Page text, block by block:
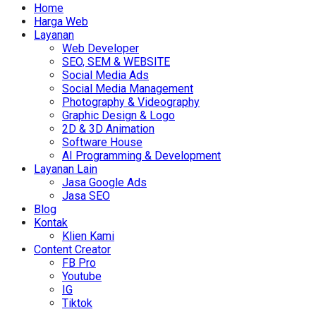
Home
Harga Web
Layanan
Web Developer
SEO, SEM & WEBSITE
Social Media Ads
Social Media Management
Photography & Videography
Graphic Design & Logo
2D & 3D Animation
Software House
AI Programming & Development
Layanan Lain
Jasa Google Ads
Jasa SEO
Blog
Kontak
Klien Kami
Content Creator
FB Pro
Youtube
IG
Tiktok